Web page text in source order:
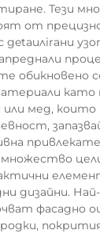
Тези
от
обикновено
или мед,
дизайни.
фасадно